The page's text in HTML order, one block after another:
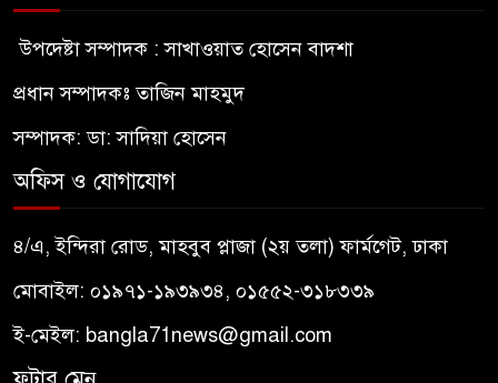
উপদেষ্টা সম্পাদক : সাখাওয়াত হোসেন বাদশা
প্রধান সম্পাদকঃ তাজিন মাহমুদ
সম্পাদক: ডা: সাদিয়া হোসেন
অফিস ও যোগাযোগ
৪/এ, ইন্দিরা রোড, মাহবুব প্লাজা (২য় তলা) ফার্মগেট, ঢাকা
মোবাইল: ০১৯৭১-১৯৩৯৩৪, ০১৫৫২-৩১৮৩৩৯
ই-মেইল: bangla71news@gmail.com